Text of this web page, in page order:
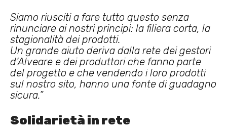
Siamo riusciti a fare tutto questo senza
rinunciare ai nostri principi: la filiera corta, la
stagionalità dei prodotti.
Un grande aiuto deriva dalla rete dei gestori
d’Alveare e dei produttori che fanno parte
del progetto e che vendendo i loro prodotti
sul nostro sito, hanno una fonte di guadagno
sicura.”
Solidarietà in rete